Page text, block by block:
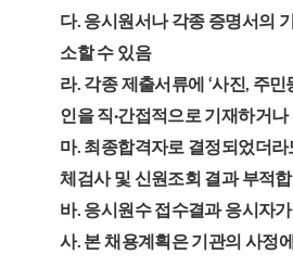
다. 응시원서나 각종 증명서의
소할 수 있음
라. 각종 제출서류에 ‘사진, 주
인을 직·간접적으로 기재하거
마. 최종합격자로 결정되었더
체검사 및 신원조회 결과 부적
바. 응시원수 접수결과 응시자
사. 본 채용계획은 기관의 사정